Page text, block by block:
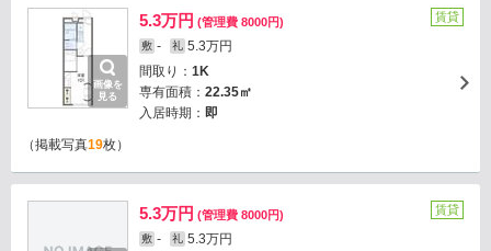
画像を
見る
5.3万円 (管理費 8000円)
敷 - 礼 5.3万円
間取り： 1K
専有面積： 22.35㎡
入居時期： 即
賃貸
（掲載写真19枚）
5.3万円 (管理費 8000円)
敷 - 礼 5.3万円
賃貸